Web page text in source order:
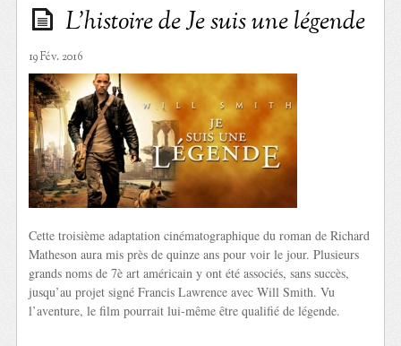
L’histoire de Je suis une légende
19 Fév. 2016
Cette troisième adaptation cinématographique du roman de Richard
Matheson aura mis près de quinze ans pour voir le jour. Plusieurs
grands noms de 7è art américain y ont été associés, sans succès,
jusqu’au projet signé Francis Lawrence avec Will Smith. Vu
l’aventure, le film pourrait lui-même être qualifié de légende.